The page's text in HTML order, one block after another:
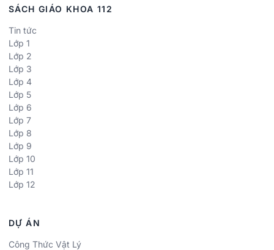
SÁCH GIÁO KHOA 112
Tin tức
Lớp 1
Lớp 2
Lớp 3
Lớp 4
Lớp 5
Lớp 6
Lớp 7
Lớp 8
Lớp 9
Lớp 10
Lớp 11
Lớp 12
DỰ ÁN
Công Thức Vật Lý